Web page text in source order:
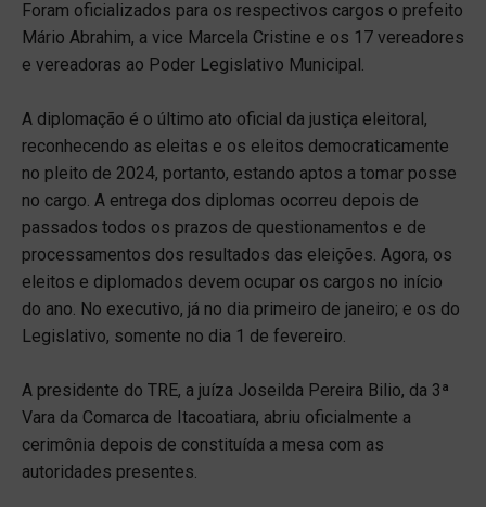
Foram oficializados para os respectivos cargos o prefeito
Mário Abrahim, a vice Marcela Cristine e os 17 vereadores
e vereadoras ao Poder Legislativo Municipal.
A diplomação é o último ato oficial da justiça eleitoral,
reconhecendo as eleitas e os eleitos democraticamente
no pleito de 2024, portanto, estando aptos a tomar posse
no cargo. A entrega dos diplomas ocorreu depois de
passados todos os prazos de questionamentos e de
processamentos dos resultados das eleições. Agora, os
eleitos e diplomados devem ocupar os cargos no início
do ano. No executivo, já no dia primeiro de janeiro; e os do
Legislativo, somente no dia 1 de fevereiro.
A presidente do TRE, a juíza Joseilda Pereira Bilio, da 3ª
Vara da Comarca de Itacoatiara, abriu oficialmente a
cerimônia depois de constituída a mesa com as
autoridades presentes.